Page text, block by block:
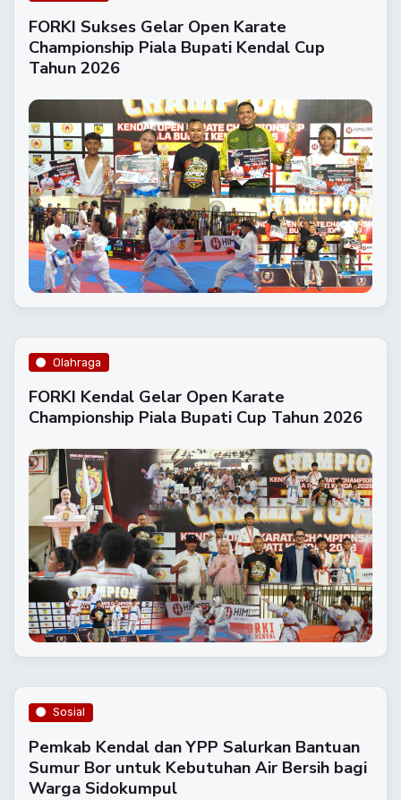
FORKI Sukses Gelar Open Karate
Championship Piala Bupati Kendal Cup
Tahun 2026
Olahraga
FORKI Kendal Gelar Open Karate
Championship Piala Bupati Cup Tahun 2026
Sosial
Pemkab Kendal dan YPP Salurkan Bantuan
Sumur Bor untuk Kebutuhan Air Bersih bagi
Warga Sidokumpul